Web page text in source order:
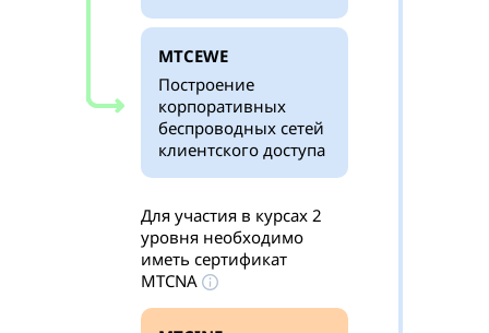
MTCEWE
Построение
корпоративных
беспроводных сетей
клиентского доступа
Для участия в курсах 2
уровня необходимо
иметь сертификат
MTCNA